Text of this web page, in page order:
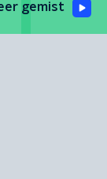
gemist